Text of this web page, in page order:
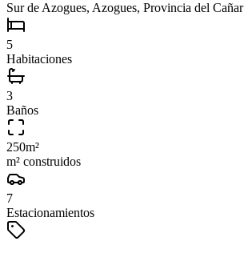
Sur de Azogues, Azogues, Provincia del Cañar
5
Habitaciones
3
Baños
250m²
m² construidos
7
Estacionamientos